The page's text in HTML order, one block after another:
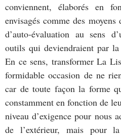
conviennent, élaborés en
envisagés comme des
d’auto-évaluation au sens
outils qui deviendraient par
En ce sens, transformer La
formidable occasion de ne
car de toute façon la forme
constamment en fonction de
niveau d’exigence pour nous
de l’extérieur, mais pour